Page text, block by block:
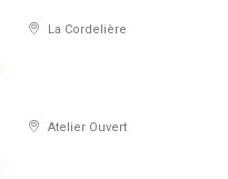
La Cordelière
Atelier Ouvert